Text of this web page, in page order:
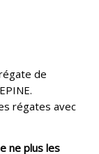
de
régates avec
ne plus les